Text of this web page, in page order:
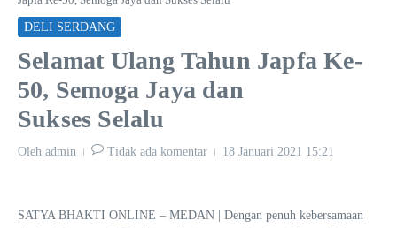
DELI SERDANG
Selamat Ulang Tahun Japfa Ke-
50, Semoga Jaya dan
Sukses Selalu
Oleh admin Tidak ada komentar 18 Januari 2021 15:21
SATYA BHAKTI ONLINE – MEDAN | Dengan penuh kebersamaan